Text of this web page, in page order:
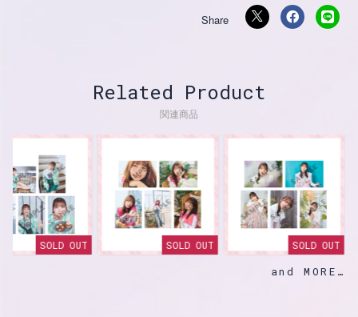
Related Product
関連商品
OUT SOLD OUT SOLD OUT
and MORE